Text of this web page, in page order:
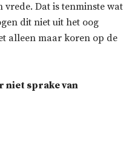
Dat is tenminste wat
dit niet uit het oog
alleen maar koren op de
niet sprake van